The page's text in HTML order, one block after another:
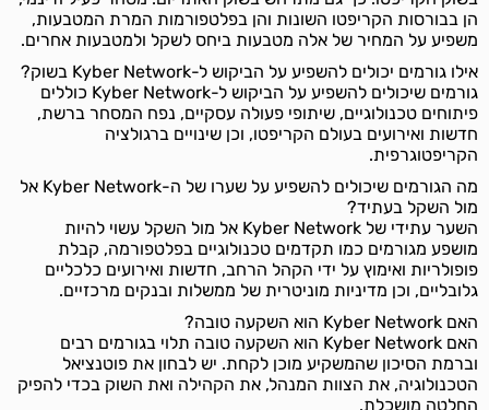
הן בבורסות הקריפטו השונות והן בפלטפורמות המרת המטבעות,
משפיע על המחיר של אלה מטבעות ביחס לשקל ולמטבעות אחרים.
אילו גורמים יכולים להשפיע על הביקוש ל-Kyber Network בשוק?
גורמים שיכולים להשפיע על הביקוש ל-Kyber Network כוללים
פיתוחים טכנולוגיים, שיתופי פעולה עסקיים, נפח המסחר ברשת,
חדשות ואירועים בעולם הקריפטו, וכן שינויים ברגולציה
הקריפטוגרפית.
מה הגורמים שיכולים להשפיע על שערו של ה-Kyber Network אל
מול השקל בעתיד?
השער עתידי של Kyber Network אל מול השקל עשוי להיות
מושפע מגורמים כמו תקדמים טכנולוגיים בפלטפורמה, קבלת
פופולריות ואימוץ על ידי הקהל הרחב, חדשות ואירועים כלכליים
גלובליים, וכן מדיניות מוניטרית של ממשלות ובנקים מרכזיים.
האם Kyber Network הוא השקעה טובה?
האם Kyber Network הוא השקעה טובה תלוי בגורמים רבים
וברמת הסיכון שהמשקיע מוכן לקחת. יש לבחון את פוטנציאל
הטכנולוגיה, את הצוות המנהל, את הקהילה ואת השוק בכדי להפיק
החלטה מושכלת.